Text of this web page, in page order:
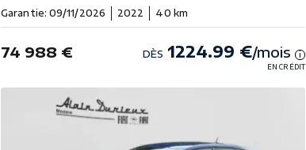
Garantie: 09/11/2026
2022 40 km
74 988 € DÈS 1224.99 €/mois i
EN CRÉDIT